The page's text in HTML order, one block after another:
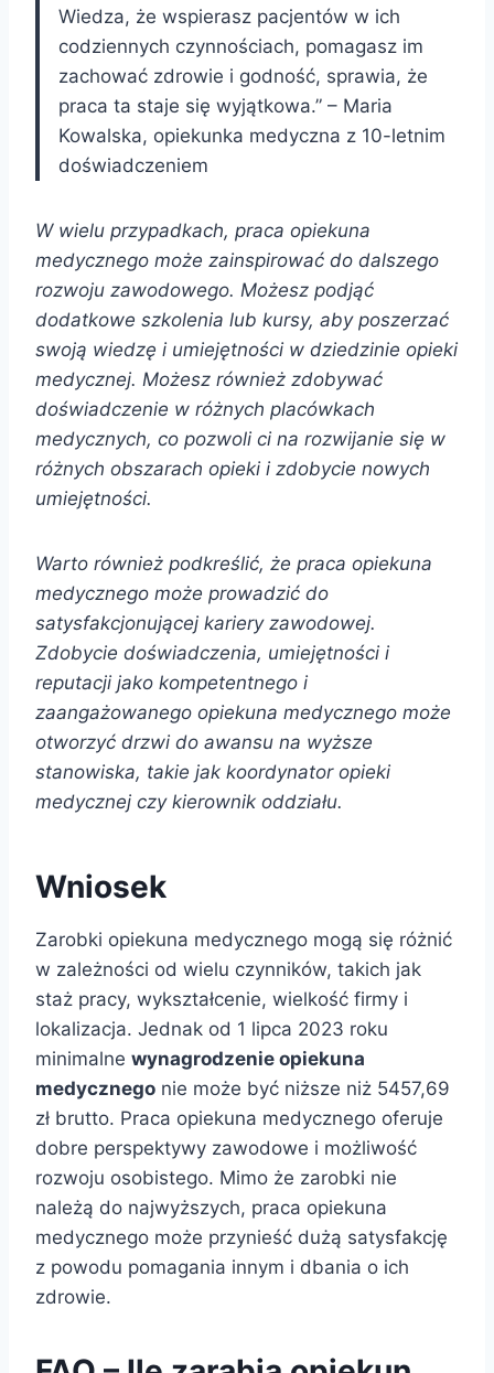
Wiedza, że wspierasz pacjentów w ich
codziennych czynnościach, pomagasz im
zachować zdrowie i godność, sprawia, że
praca ta staje się wyjątkowa.” – Maria
Kowalska, opiekunka medyczna z 10-letnim
doświadczeniem
W wielu przypadkach, praca opiekuna
medycznego może zainspirować do dalszego
rozwoju zawodowego. Możesz podjąć
dodatkowe szkolenia lub kursy, aby poszerzać
swoją wiedzę i umiejętności w dziedzinie opieki
medycznej. Możesz również zdobywać
doświadczenie w różnych placówkach
medycznych, co pozwoli ci na rozwijanie się w
różnych obszarach opieki i zdobycie nowych
umiejętności.
Warto również podkreślić, że praca opiekuna
medycznego może prowadzić do
satysfakcjonującej kariery zawodowej.
Zdobycie doświadczenia, umiejętności i
reputacji jako kompetentnego i
zaangażowanego opiekuna medycznego może
otworzyć drzwi do awansu na wyższe
stanowiska, takie jak koordynator opieki
medycznej czy kierownik oddziału.
Wniosek
Zarobki opiekuna medycznego mogą się różnić
w zależności od wielu czynników, takich jak
staż pracy, wykształcenie, wielkość firmy i
lokalizacja. Jednak od 1 lipca 2023 roku
minimalne wynagrodzenie opiekuna
medycznego nie może być niższe niż 5457,69
zł brutto. Praca opiekuna medycznego oferuje
dobre perspektywy zawodowe i możliwość
rozwoju osobistego. Mimo że zarobki nie
należą do najwyższych, praca opiekuna
medycznego może przynieść dużą satysfakcję
z powodu pomagania innym i dbania o ich
zdrowie.